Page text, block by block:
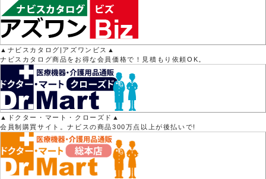
▲ナビスカタログ|アズワンビス▲
ナビスカタログ商品をお得な会員価格で！見積もり依頼OK。
▲ドクター・マート・クローズド▲
会員制購買サイト。ナビスの商品300万点以上が後払いで!